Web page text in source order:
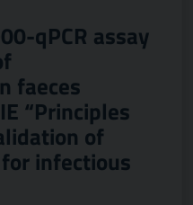
qPCR assay
faeces
“Principles
of
infectious